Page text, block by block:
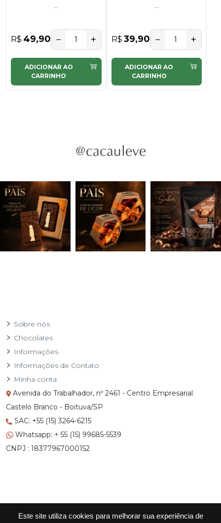
Este site utiliza cookies para melhorar sua experiência de
...
R$ 49,90 − +
ADICIONAR AO
CARRINHO
...
R$ 39,90 − +
ADICIONAR AO
CARRINHO
@cacauleve
Sobre nós
Chocolates
Informações
Informações de Contato
Minha conta
Avenida do Trabalhador, nº 2461 - Centro Empresarial
Castelo Branco - Boituva/SP
SAC: +55 (15) 3264-6215
Whatsapp: + 55 (15) 99685-5539
CNPJ : 18377967000152